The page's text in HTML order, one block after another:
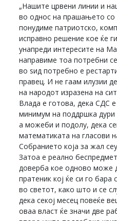
„Нашите црвени линии и
во однос на прашањето со
понудиме патриотско,
исправно решение кое ќе
унапреди интересите на
направиме тоа потребни
во ѕид потребно е
правец. И не гаам илузии
на народот изразена на
Влада е готова, дека СДС
минимум на поддршка дури
а можеби и подолу, дека
математиката на гласови
Собранието која за жал
Затоа е реално
доверба кое одново може
пратеник кој ќе си го
во светот, како што и се
дека секој месец повеќе
оваа власт ќе значи две